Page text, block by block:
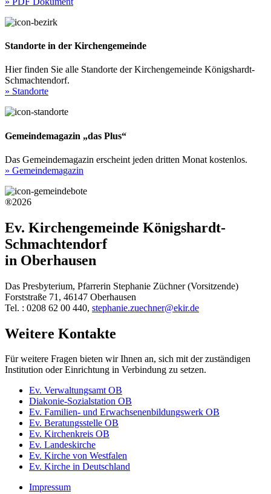
Standorte in der Kirchengemeinde
Hier finden Sie alle Standorte der Kirchengemeinde Königshardt-
Schmachtendorf.
» Standorte
Gemeindemagazin „das Plus“
Das Gemeindemagazin erscheint jeden dritten Monat kostenlos.
» Gemeindemagazin
®2026
Ev. Kirchengemeinde Königshardt-
Schmachtendorf
in Oberhausen
Das Presbyterium, Pfarrerin Stephanie Züchner (Vorsitzende)
Forststraße 71, 46147 Oberhausen
Tel. : 0208 62 00 440, stephanie.zuechner@ekir.de
Weitere Kontakte
Für weitere Fragen bieten wir Ihnen an, sich mit der zuständigen
Institution oder Einrichtung in Verbindung zu setzen.
Ev. Verwaltungsamt OB
Diakonie-Sozialstation OB
Ev. Familien- und Erwachsenenbildungswerk OB
Ev. Beratungsstelle OB
Ev. Kirchenkreis OB
Ev. Landeskirche
Ev. Kirche von Westfalen
Ev. Kirche in Deutschland
Impressum